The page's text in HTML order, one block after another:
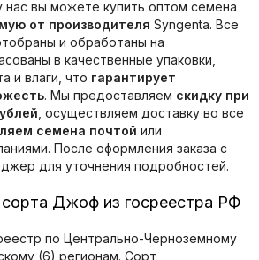
нас вы можете купить оптом семена
от производителя Syngenta. Все
и обработаны на
в качественные упаковки,
и влаги, что гарантирует
. Мы предоставляем скидку при
, осуществляем доставку во все
семена почтой или
После оформления заказа с
для уточнения подробностей.
сорта Джоф из госреестра РФ
по Центрально-Черноземному
(6) регионам. Сорт